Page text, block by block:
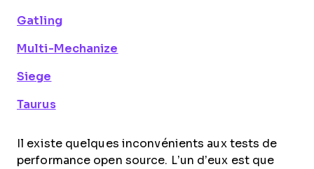
Gatling
Multi-Mechanize
Siege
Taurus
Il existe quelques inconvénients aux tests de
performance open source. L’un d’eux est que